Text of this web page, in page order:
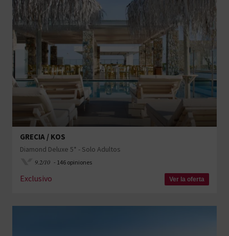
GRECIA / KOS
Diamond Deluxe 5* - Solo Adultos
9.2/10 - 146 opiniones
Exclusivo Ver la oferta